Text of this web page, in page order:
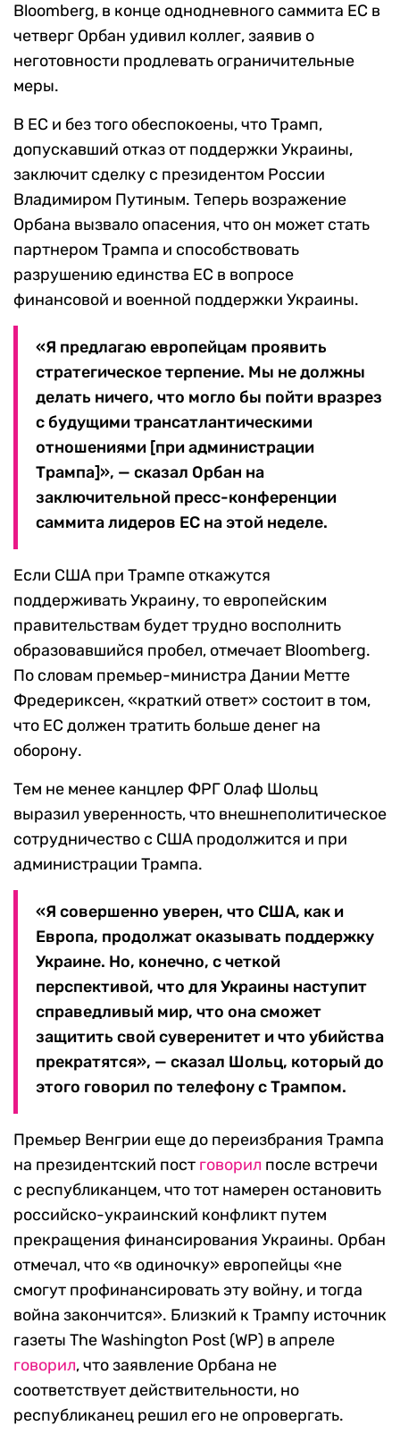
Bloomberg, в конце однодневного саммита ЕС в
четверг Орбан удивил коллег, заявив о
неготовности продлевать ограничительные
меры.
В ЕС и без того обеспокоены, что Трамп,
допускавший отказ от поддержки Украины,
заключит сделку с президентом России
Владимиром Путиным. Теперь возражение
Орбана вызвало опасения, что он может стать
партнером Трампа и способствовать
разрушению единства ЕС в вопросе
финансовой и военной поддержки Украины.
«Я предлагаю европейцам проявить
стратегическое терпение. Мы не должны
делать ничего, что могло бы пойти вразрез
с будущими трансатлантическими
отношениями [при администрации
Трампа]», — сказал Орбан на
заключительной пресс-конференции
саммита лидеров ЕС на этой неделе.
Если США при Трампе откажутся
поддерживать Украину, то европейским
правительствам будет трудно восполнить
образовавшийся пробел, отмечает Bloomberg.
По словам премьер-министра Дании Метте
Фредериксен, «краткий ответ» состоит в том,
что ЕС должен тратить больше денег на
оборону.
Тем не менее канцлер ФРГ Олаф Шольц
выразил уверенность, что внешнеполитическое
сотрудничество с США продолжится и при
администрации Трампа.
«Я совершенно уверен, что США, как и
Европа, продолжат оказывать поддержку
Украине. Но, конечно, с четкой
перспективой, что для Украины наступит
справедливый мир, что она сможет
защитить свой суверенитет и что убийства
прекратятся», — сказал Шольц, который до
этого говорил по телефону с Трампом.
Премьер Венгрии еще до переизбрания Трампа
на президентский пост говорил после встречи
с республиканцем, что тот намерен остановить
российско-украинский конфликт путем
прекращения финансирования Украины. Орбан
отмечал, что «в одиночку» европейцы «не
смогут профинансировать эту войну, и тогда
война закончится». Близкий к Трампу источник
газеты The Washington Post (WP) в апреле
говорил, что заявление Орбана не
соответствует действительности, но
республиканец решил его не опровергать.